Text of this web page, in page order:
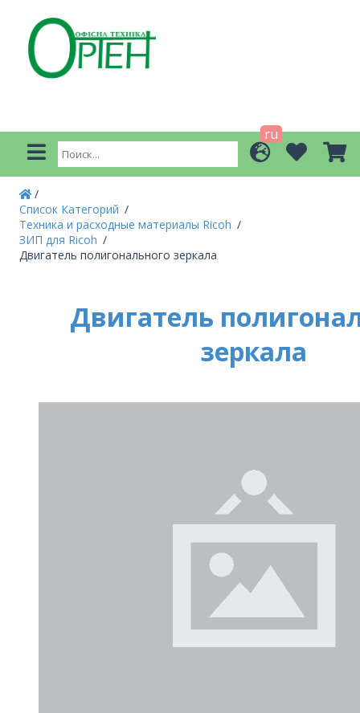
ru
Список Категорий
Техника и расходные материалы Ricoh
ЗИП для Ricoh
Двигатель полигонального зеркала
Двигатель
зеркала